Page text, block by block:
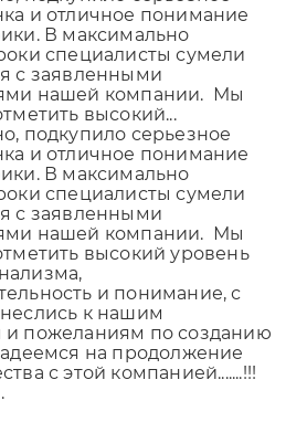
и отличное понимание
В максимально
специалисты сумели
с заявленными
нашей компании. Мы
высокий...
подкупило серьезное
и отличное понимание
В максимально
специалисты сумели
с заявленными
нашей компании. Мы
высокий уровень
и понимание, с
к нашим
пожеланиям по созданию
на продолжение
с этой компанией.......!!!